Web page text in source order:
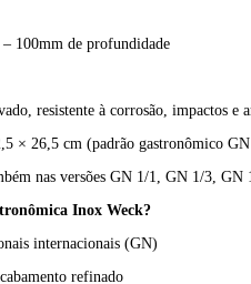
100mm de profundidade
resistente à corrosão, impactos e
× 26,5 cm (padrão gastronômico
nas versões GN 1/1, GN 1/3,
Inox Weck?
internacionais (GN)
refinado